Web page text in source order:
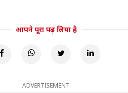
आपने पूरा पढ़ लिया है
ADVERTISEMENT